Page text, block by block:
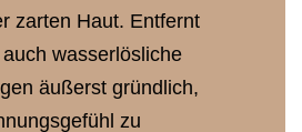
zarten Haut. Entfernt
wasserlösliche
äußerst gründlich,
zu